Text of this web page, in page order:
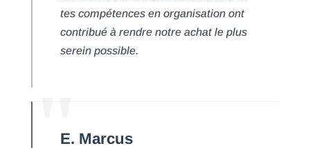
tes compétences en organisation ont
contribué à rendre notre achat le plus
serein possible.
E. Marcus